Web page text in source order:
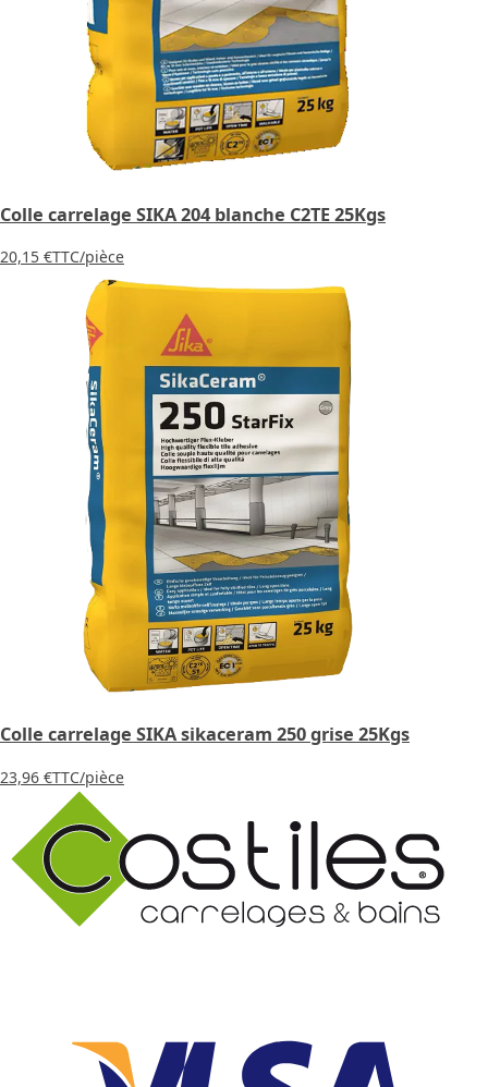
Colle carrelage SIKA 204 blanche C2TE 25Kgs
20,15 €TTC/pièce
Colle carrelage SIKA sikaceram 250 grise 25Kgs
23,96 €TTC/pièce